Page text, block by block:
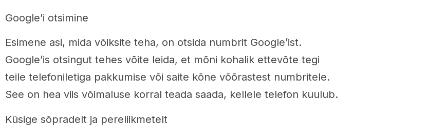
Google’i otsimine
Esimene asi, mida võiksite teha, on otsida numbrit Google’ist.
Google’is otsingut tehes võite leida, et mõni kohalik ettevõte tegi
teile telefoniletiga pakkumise või saite kõne võõrastest numbritele.
See on hea viis võimaluse korral teada saada, kellele telefon kuulub.
Küsige sõpradelt ja pereliikmetelt